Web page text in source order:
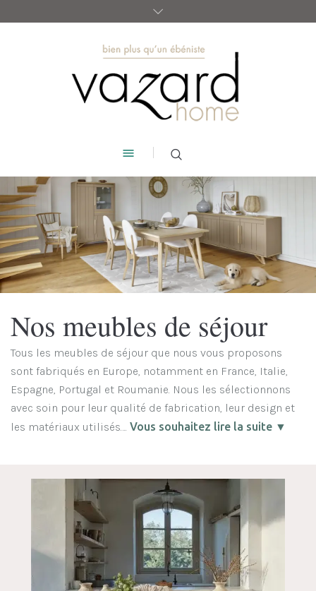
Nos meubles de séjour
Tous les meubles de séjour que nous vous proposons
sont fabriqués en Europe, notamment en France, Italie,
Espagne, Portugal et Roumanie. Nous les sélectionnons
avec soin pour leur qualité de fabrication, leur design et
les matériaux utilisés…. Vous souhaitez lire la suite ▼